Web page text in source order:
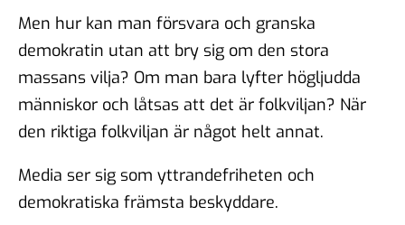
Men hur kan man försvara och granska
demokratin utan att bry sig om den stora
massans vilja? Om man bara lyfter högljudda
människor och låtsas att det är folkviljan? När
den riktiga folkviljan är något helt annat.
Media ser sig som yttrandefriheten och
demokratiska främsta beskyddare.